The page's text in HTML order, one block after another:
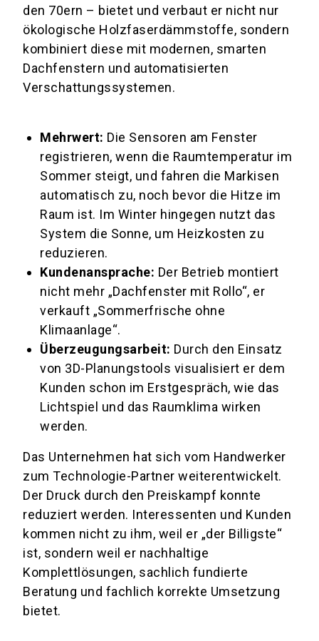
den 70ern – bietet und verbaut er nicht nur
ökologische Holzfaserdämmstoffe, sondern
kombiniert diese mit modernen, smarten
Dachfenstern und automatisierten
Verschattungssystemen.
Mehrwert: Die Sensoren am Fenster
registrieren, wenn die Raumtemperatur im
Sommer steigt, und fahren die Markisen
automatisch zu, noch bevor die Hitze im
Raum ist. Im Winter hingegen nutzt das
System die Sonne, um Heizkosten zu
reduzieren.
Kundenansprache: Der Betrieb montiert
nicht mehr „Dachfenster mit Rollo“, er
verkauft „Sommerfrische ohne
Klimaanlage“.
Überzeugungsarbeit: Durch den Einsatz
von 3D-Planungstools visualisiert er dem
Kunden schon im Erstgespräch, wie das
Lichtspiel und das Raumklima wirken
werden.
Das Unternehmen hat sich vom Handwerker
zum Technologie-Partner weiterentwickelt.
Der Druck durch den Preiskampf konnte
reduziert werden. Interessenten und Kunden
kommen nicht zu ihm, weil er „der Billigste“
ist, sondern weil er nachhaltige
Komplettlösungen, sachlich fundierte
Beratung und fachlich korrekte Umsetzung
bietet.